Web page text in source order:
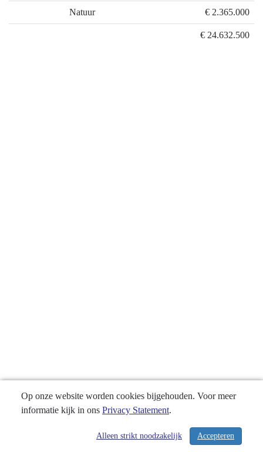
Natuur € 2.365.000
€ 24.632.500
/ 340
Op onze website worden cookies bijgehouden. Voor meer
informatie kijk in ons Privacy Statement.
Accepteren
Alleen strikt noodzakelijk